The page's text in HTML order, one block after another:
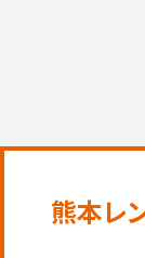
熊本レ